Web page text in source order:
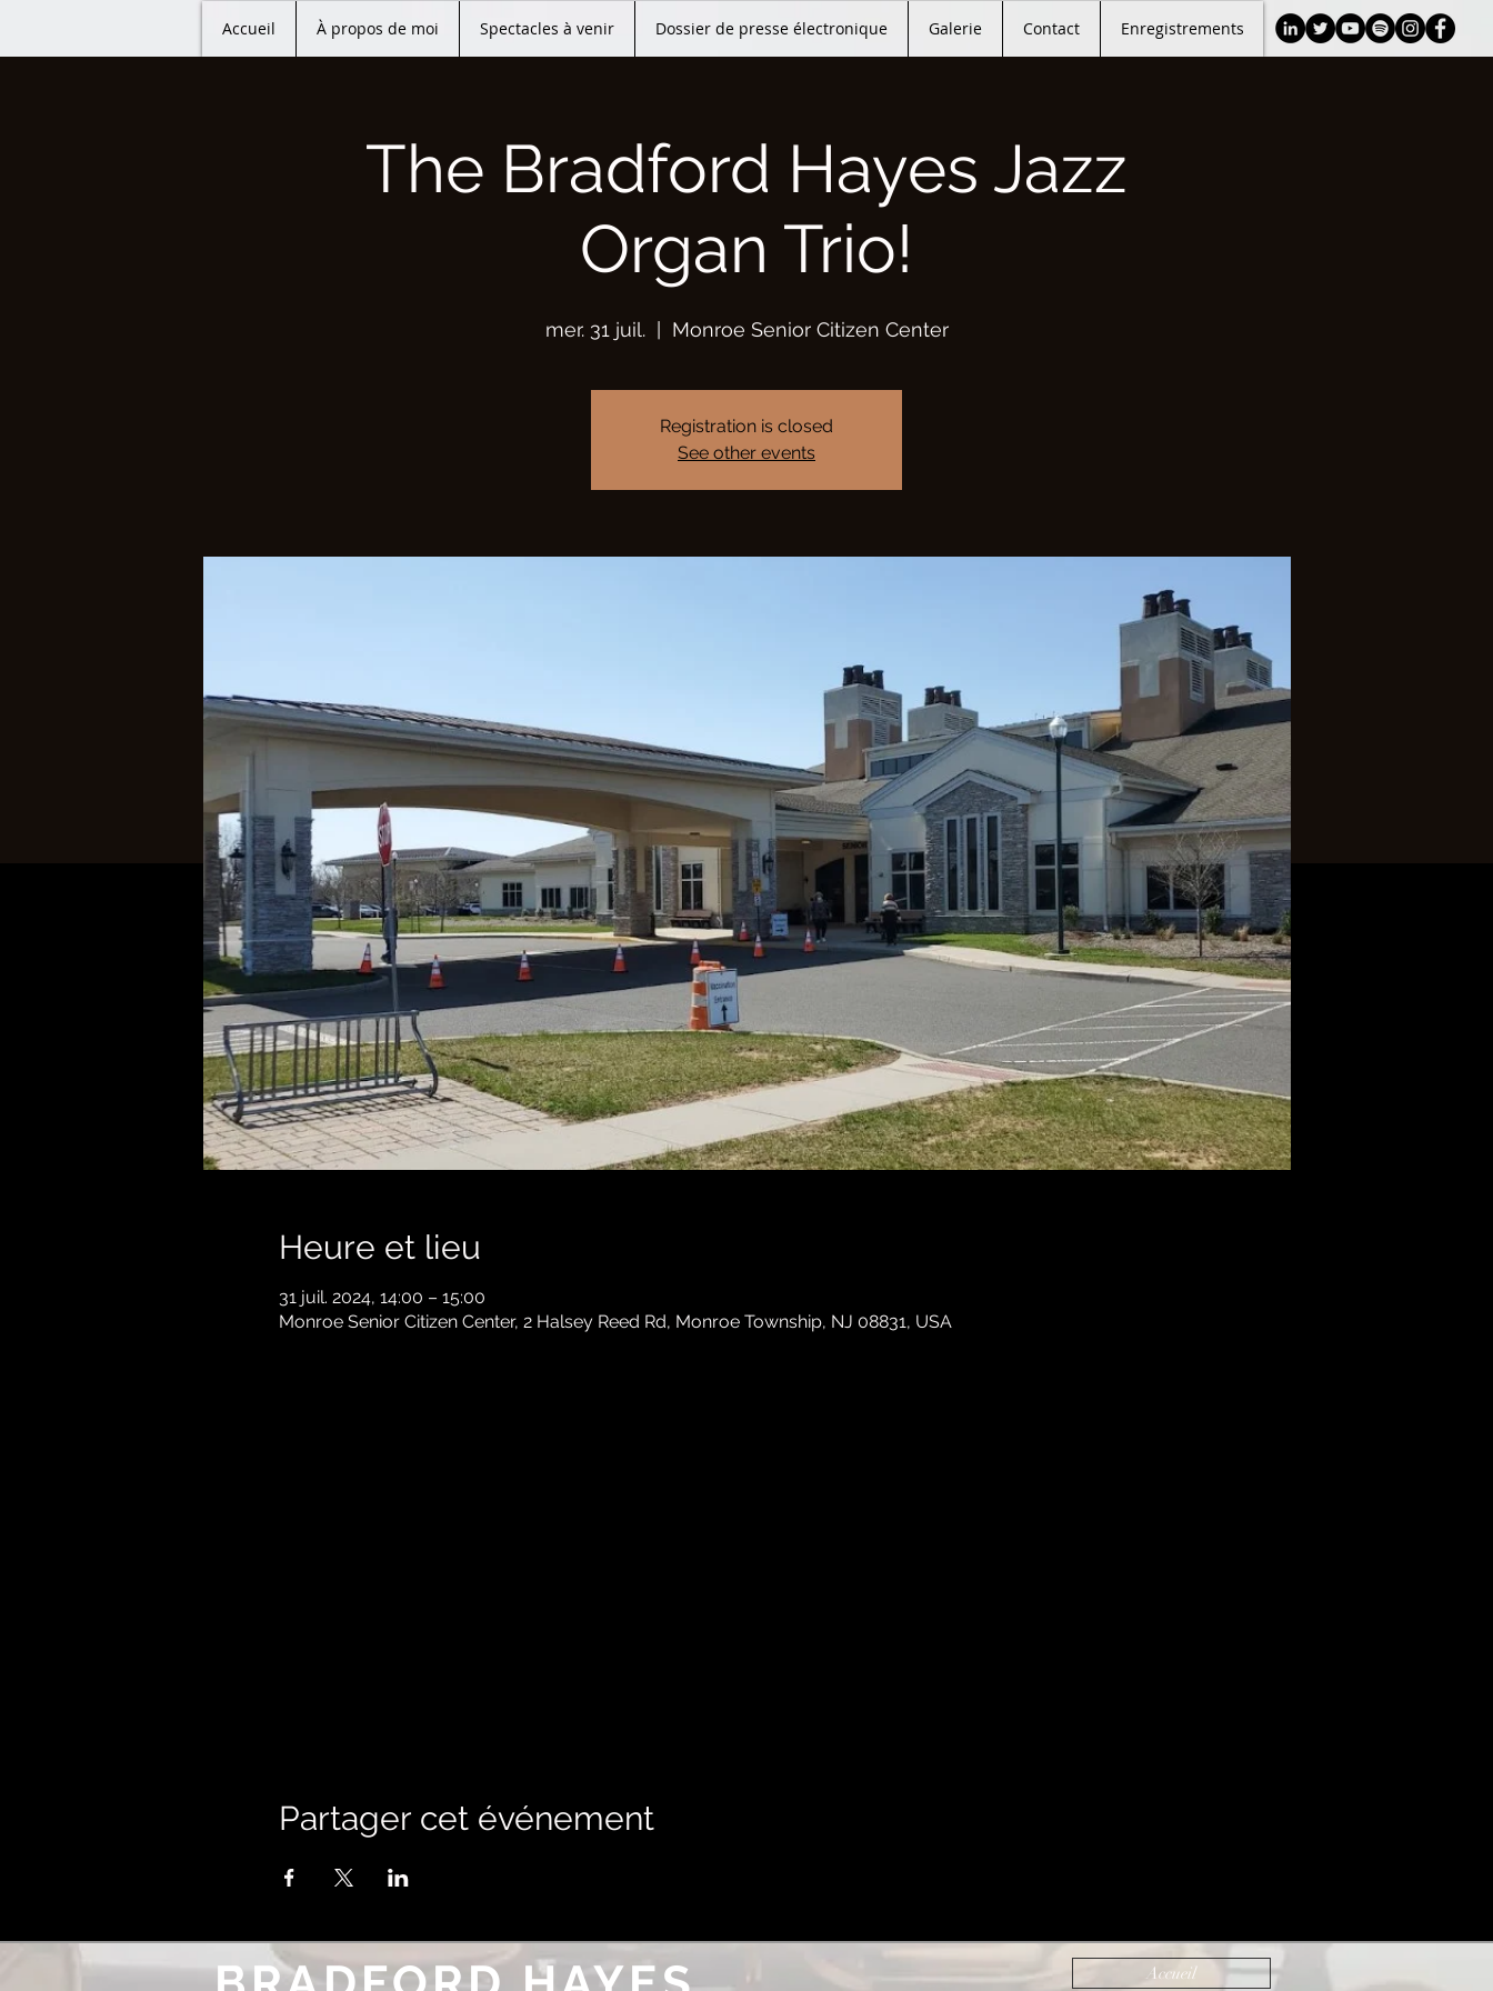
Accueil À propos de moi Spectacles à venir Dossier de presse électronique Galerie Contact Enregistrements
The Bradford Hayes Jazz
Organ Trio!
mer. 31 juil.
  |
Monroe Senior Citizen Center
Registration is closed
See other events
Heure et lieu
31 juil. 2024, 14:00 – 15:00
Monroe Senior Citizen Center, 2 Halsey Reed Rd, Monroe Township, NJ 08831, USA
Partager cet événement
Accueil